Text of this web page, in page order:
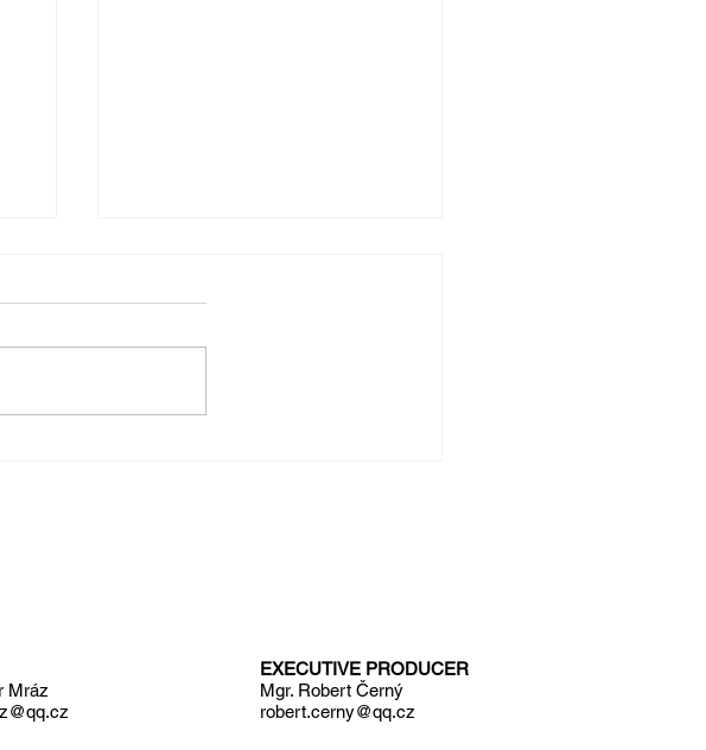
Mráz
EXECUTIVE PRODUCER
Mgr. Robert Černý
robert.cerny@qq.cz